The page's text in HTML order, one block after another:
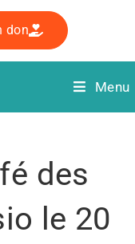
don
Menu
des
le 20